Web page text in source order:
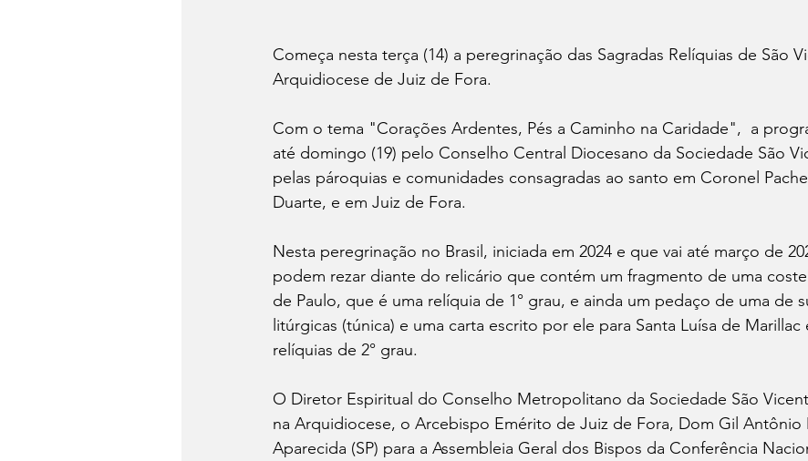
Começa nesta terça (14) a peregrinação das Sagradas Relíquias de São
Arquidiocese de Juiz de Fora.
Com o tema "Corações Ardentes, Pés a Caminho na Caridade",  a
até domingo (19) pelo Conselho Central Diocesano da Sociedade São
pelas pároquias e comunidades consagradas ao santo em Coronel
Duarte, e em Juiz de Fora.
Nesta peregrinação no Brasil, iniciada em 2024 e que vai até março de
podem rezar diante do relicário que contém um fragmento de uma
de Paulo, que é uma relíquia de 1° grau, e ainda um pedaço de uma de
litúrgicas (túnica) e uma carta escrito por ele para Santa Luísa de Marillac
relíquias de 2° grau.
O Diretor Espiritual do Conselho Metropolitano da Sociedade São
na Arquidiocese, o Arcebispo Emérito de Juiz de Fora, Dom Gil Antônio
Aparecida (SP) para a Assembleia Geral dos Bispos da Conferência